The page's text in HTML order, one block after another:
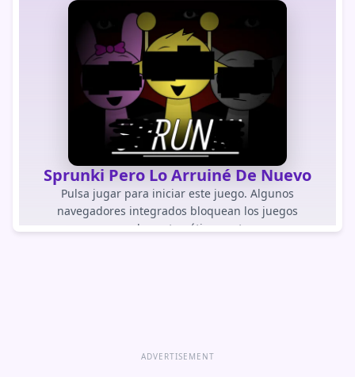
Sprunki Pero Lo Arruiné De Nuevo
Pulsa jugar para iniciar este juego. Algunos
navegadores integrados bloquean los juegos
cargados automáticamente.
ADVERTISEMENT